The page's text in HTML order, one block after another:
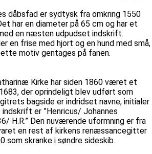
dåbsfad er sydtysk fra omkring 1550
har en diameter på 65 cm og har et
en næsten udpudset indskrift.
en frise med hjort og en hund med små,
motiv gentages på fanen.
Kirke har siden 1860 været et
der oprindeligt blev udført som
bagside er indridset navne, initialer
er ”Henricus/ Johannes
H.R.” Den nuværende uformning er fra
en rest af kirkens renæssancegitter
som skranke i søndre sideskib.